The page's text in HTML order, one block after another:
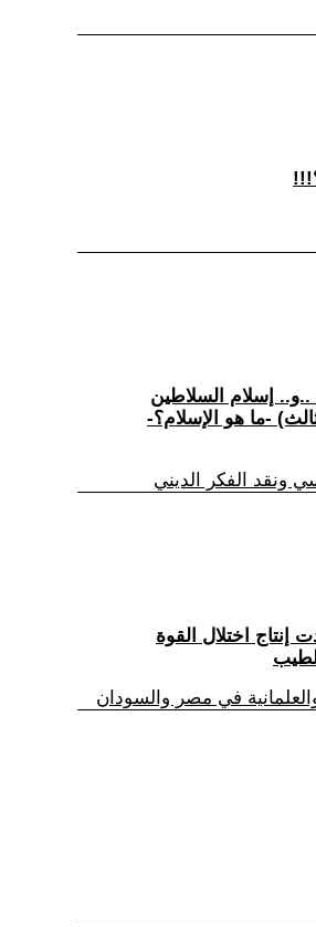
..و.. إسلام السلاطين
-ما هو الإسلام؟-
ونقد الفكر الديني
في مصر والسودان